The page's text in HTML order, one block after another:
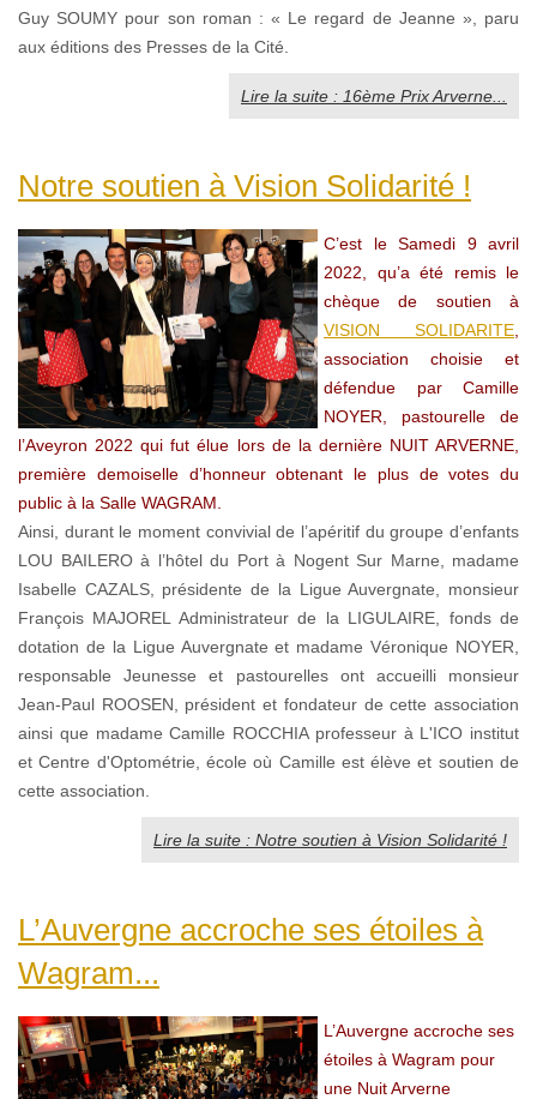
Guy SOUMY pour son roman : « Le regard de Jeanne », paru
aux éditions des Presses de la Cité.
Lire la suite : 16ème Prix Arverne...
Notre soutien à Vision Solidarité !
C’est le Samedi 9 avril
2022, qu’a été remis le
chèque de soutien à
VISION SOLIDARITE
association choisie et
défendue par Camille
NOYER, pastourelle de
l’Aveyron 2022 qui fut élue lors de la dernière NUIT ARVERNE,
première demoiselle d’honneur obtenant le plus de votes du
public à la Salle WAGRAM.
Ainsi, durant le moment convivial de l’apéritif du groupe d’enfants
LOU BAILERO à l’hôtel du Port à Nogent Sur Marne, madame
Isabelle CAZALS, présidente de la Ligue Auvergnate, monsieur
François MAJOREL Administrateur de la LIGULAIRE, fonds de
dotation de la Ligue Auvergnate et madame Véronique NOYER,
responsable Jeunesse et pastourelles ont accueilli monsieur
Jean-Paul ROOSEN, président et fondateur de cette association
ainsi que madame Camille ROCCHIA professeur à L'ICO institut
et Centre d'Optométrie, école où Camille est élève et soutien de
cette association.
Lire la suite : Notre soutien à Vision Solidarité !
L’Auvergne accroche ses étoiles à
Wagram...
L’Auvergne accroche ses
étoiles à Wagram pour
une Nuit Arverne